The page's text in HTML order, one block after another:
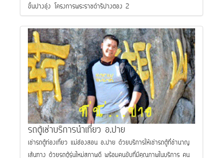
ขึ้นปางอุ๋ง โครงการพระราชดำริปางตอง 2
รถตู้เช่าบริการนำเที่ยว อ.ปาย
เช่ารถตู้ท่องเที่ยว แม่ฮ่องสอน อ.ปาย ด้วยบริการให้เช่ารถตู้ที่ชำนาญ
เส้นทาง ด้วยรถตู้รุ่นใหม่สภาพดี พร้อมคนขับที่มีคุณภาพในบริการ คน